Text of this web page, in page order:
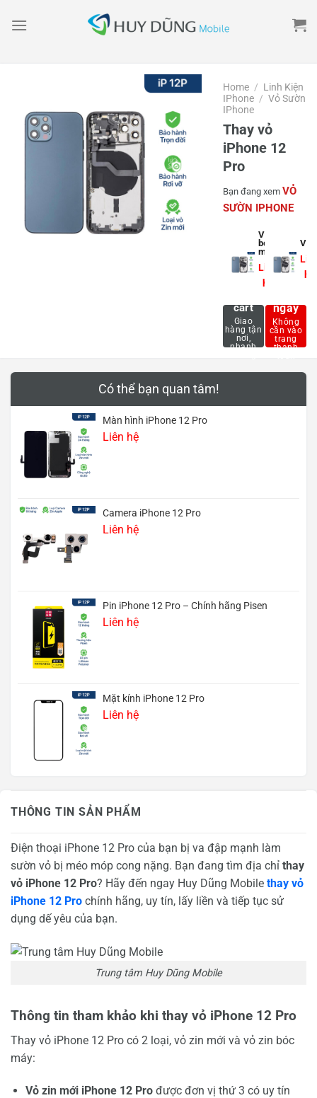
Home / Linh Kiện
IPhone / Vỏ Sườn
IPhone
Thay vỏ
iPhone 12
Pro
Bạn đang xem VỎ
SƯỜN IPHONE
Vỏ
bóc
máy
Liên
hệ
Vỏ
hệ
cart
ngay
THÔNG TIN SẢN PHẨM
Điện thoại iPhone 12 Pro của bạn bị va đập mạnh làm
sườn vỏ bị méo móp cong nặng. Bạn đang tìm địa chỉ thay
vỏ iPhone 12 Pro? Hãy đến ngay Huy Dũng Mobile thay vỏ
iPhone 12 Pro chính hãng, uy tín, lấy liền và tiếp tục sử
dụng dế yêu của bạn.
Trung tâm Huy Dũng Mobile
Thông tin tham khảo khi thay vỏ iPhone 12 Pro
Thay vỏ iPhone 12 Pro có 2 loại, vỏ zin mới và vỏ zin bóc
máy:
Vỏ zin mới iPhone 12 Prođược đơn vị thứ 3 có uy tín
Có thể bạn quan tâm!
Màn hình iPhone 12 Pro
Liên hệ
Camera iPhone 12 Pro
Liên hệ
Pin iPhone 12 Pro – Chính hãng Pisen
Liên hệ
Mặt kính iPhone 12 Pro
Liên hệ